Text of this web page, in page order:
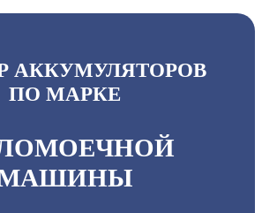
АККУМУЛЯТОРОВ
ПО МАРКЕ